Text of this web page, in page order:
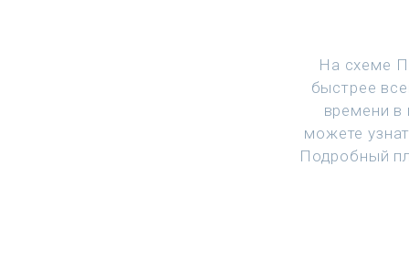
На схеме
быстрее
времени в
можете
Подробный